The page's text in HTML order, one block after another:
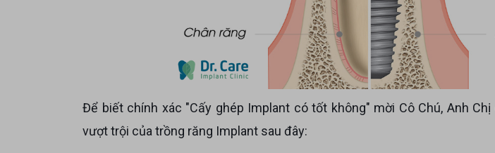
Để biết chính xác "Cấy ghép Implant có tốt không" mời Cô Chú, Anh Chị cùng tìm hiểu những ưu điểm
vượt trội của trồng răng Implant sau đây: